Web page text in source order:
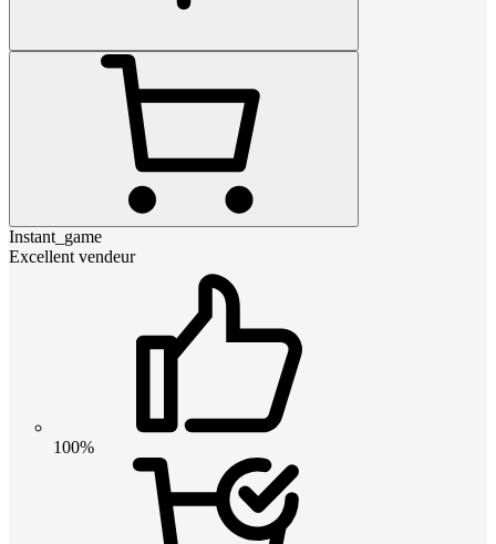
Instant_game
Excellent vendeur
100%